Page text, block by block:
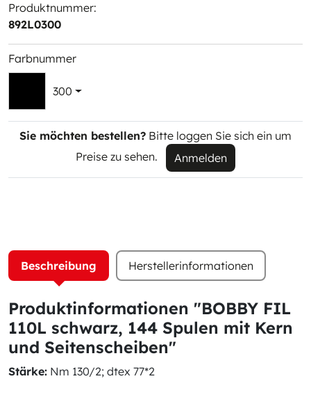
Produktnummer:
892L0300
Farbnummer
300
Sie möchten bestellen? Bitte loggen Sie sich ein um
Preise zu sehen.
Anmelden
Beschreibung Herstellerinformationen
Produktinformationen "BOBBY FIL
110L schwarz, 144 Spulen mit Kern
und Seitenscheiben"
Stärke: Nm 130/2; dtex 77*2